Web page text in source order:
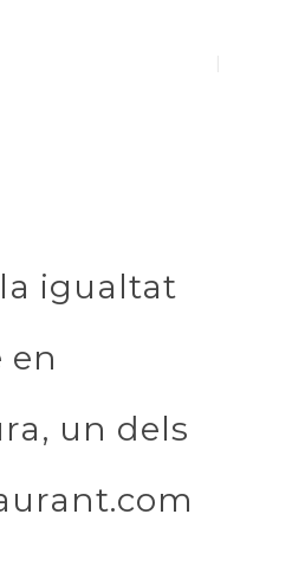
igualtat
en
un dels